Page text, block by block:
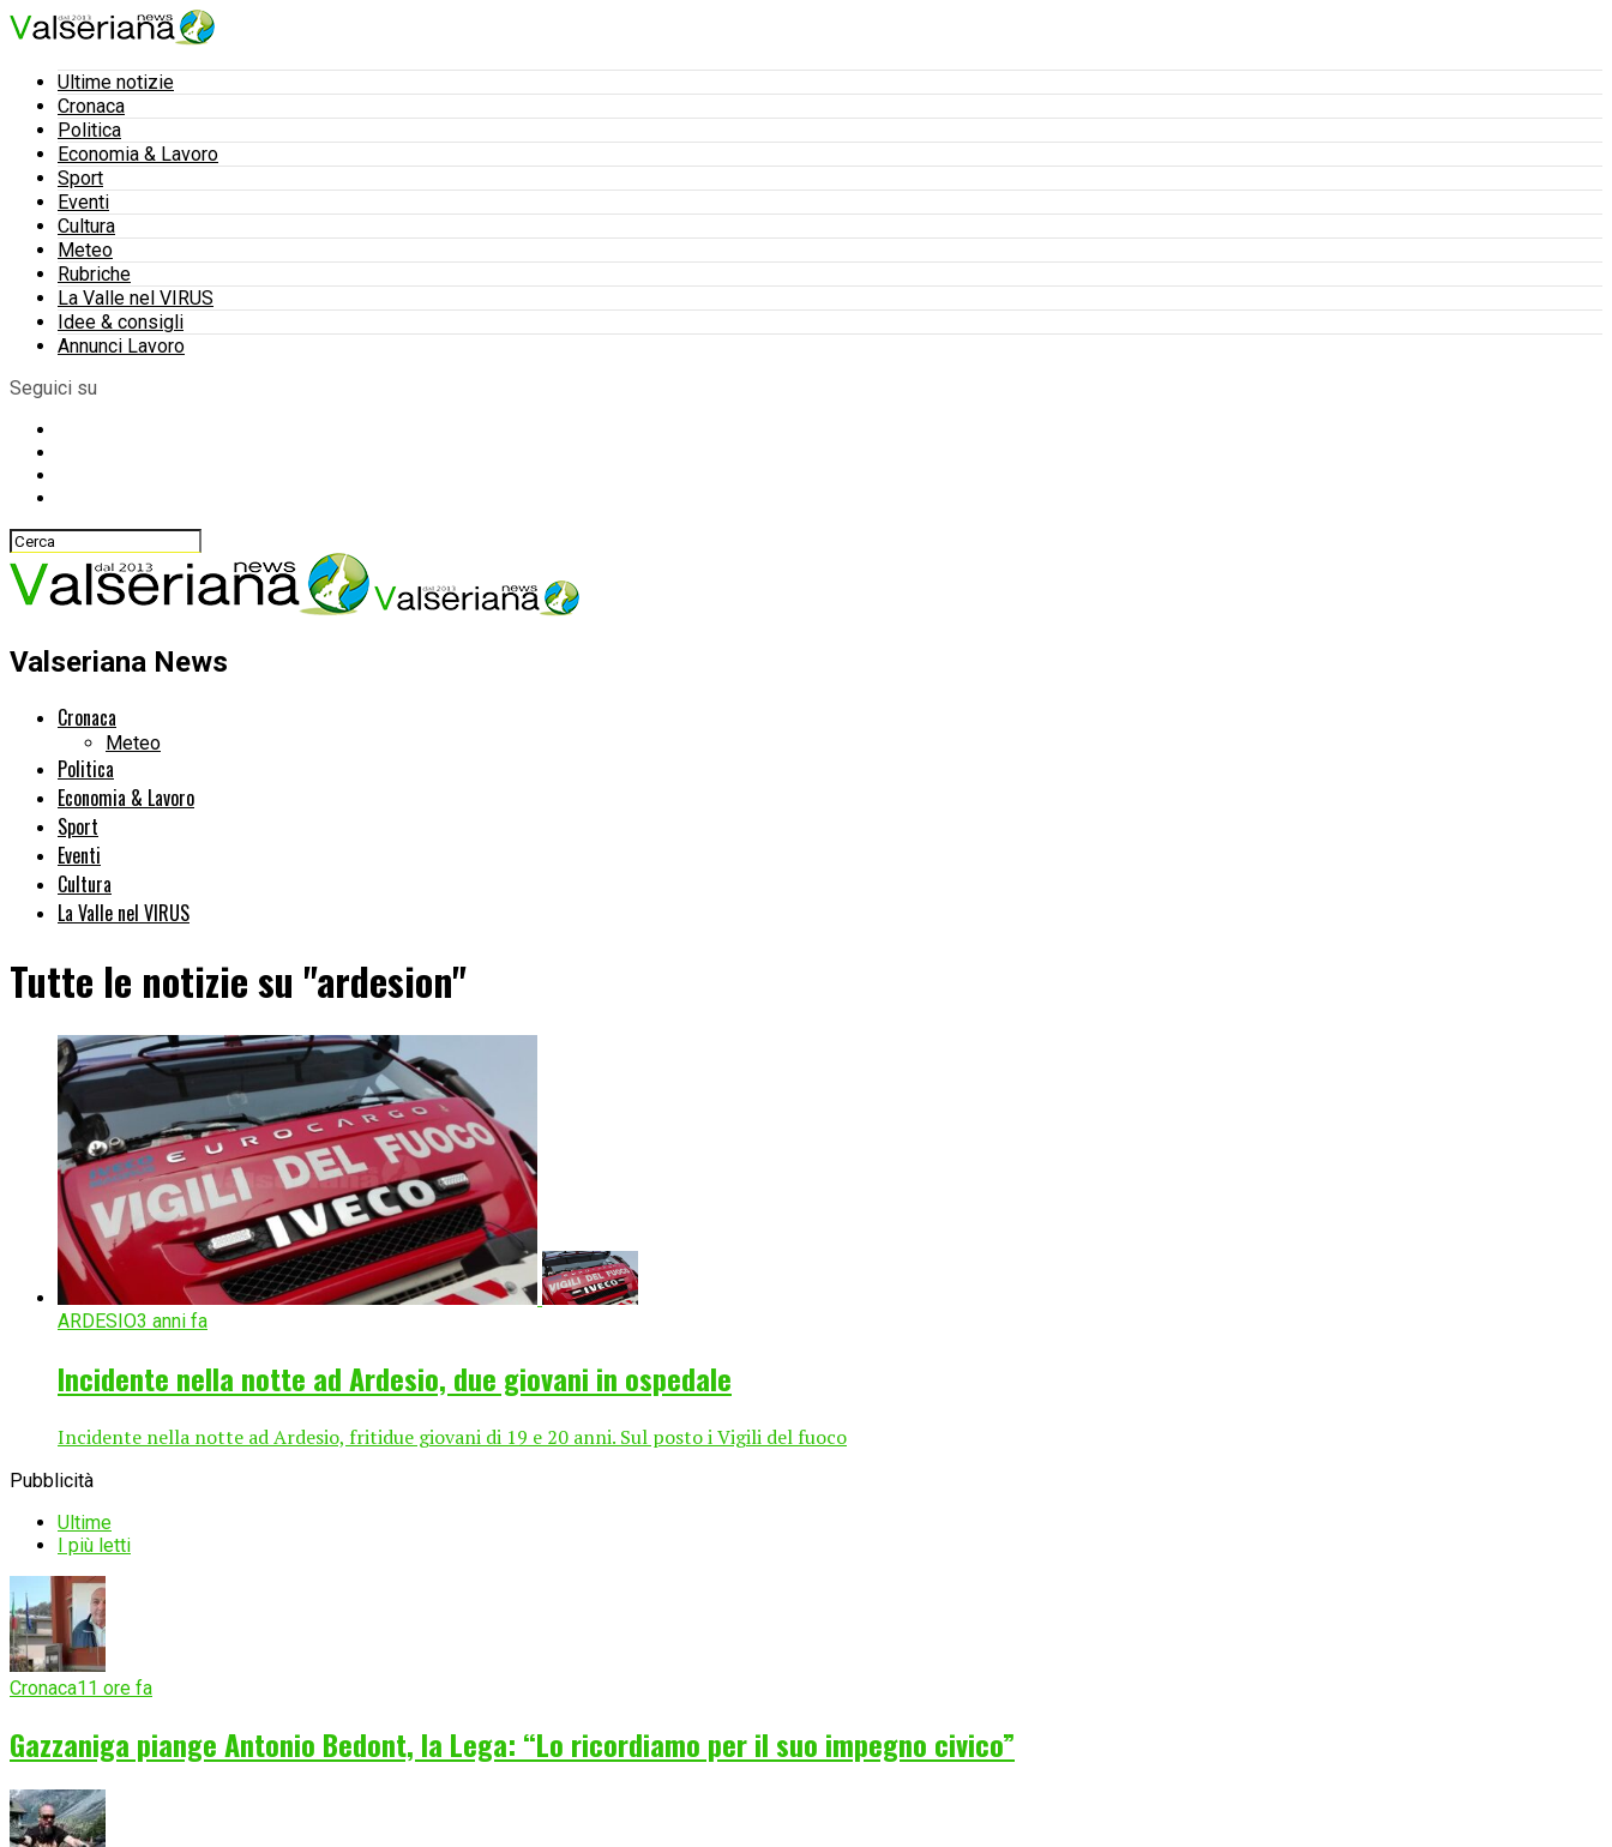
Ultime notizie
Cronaca
Politica
Economia & Lavoro
Sport
Eventi
Cultura
Meteo
Rubriche
La Valle nel VIRUS
Idee & consigli
Annunci Lavoro
Seguici su
Valseriana News
Cronaca
Meteo
Politica
Economia & Lavoro
Sport
Eventi
Cultura
La Valle nel VIRUS
Tutte le notizie su "ardesion"
ARDESIO3 anni fa
Incidente nella notte ad Ardesio, due giovani in ospedale
Incidente nella notte ad Ardesio, fritidue giovani di 19 e 20 anni. Sul posto i Vigili del fuoco
Pubblicità
Ultime
I più letti
Cronaca11 ore fa
Gazzaniga piange Antonio Bedont, la Lega: “Lo ricordiamo per il suo impegno civico”